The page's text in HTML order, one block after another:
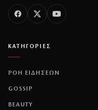
ΚΑΤΗΓΟΡΙΕΣ
ΡΟΗ ΕΙΔΗΣΕΩΝ
GOSSIP
BEAUTY